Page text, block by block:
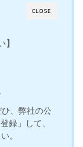
CLOSE
、弊社の公
録」して、
。